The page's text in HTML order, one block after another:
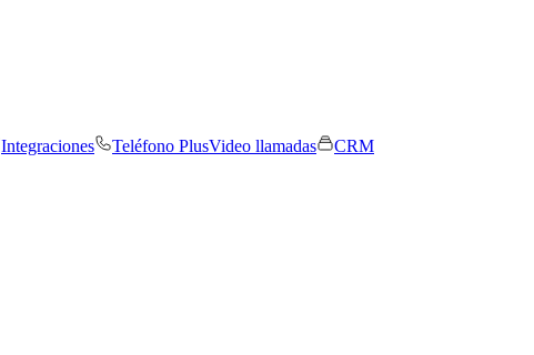
Integraciones Teléfono PlusVideo llamadas
CRM